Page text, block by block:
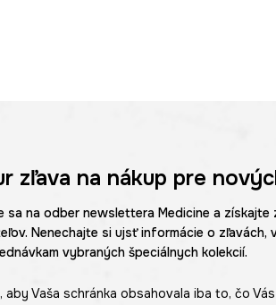
zľava na nákup pre
sa na odber newslettera Medicine a
Nenechajte si ujsť informácie o
vybraných špeciálnych kolekcií.
aby Vaša schránka obsahovala iba to, čo